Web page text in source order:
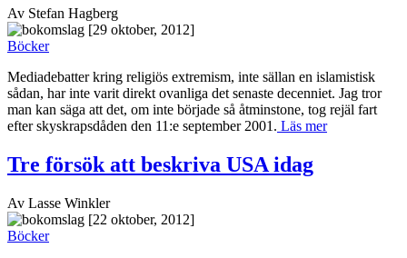
Av Stefan Hagberg
[29 oktober, 2012]
Böcker
Mediadebatter kring religiös extremism, inte sällan en islamistisk
sådan, har inte varit direkt ovanliga det senaste decenniet. Jag tror
man kan säga att det, om inte började så åtminstone, tog rejäl fart
efter skyskrapsdåden den 11:e september 2001. Läs mer
Tre försök att beskriva USA idag
Av Lasse Winkler
[22 oktober, 2012]
Böcker